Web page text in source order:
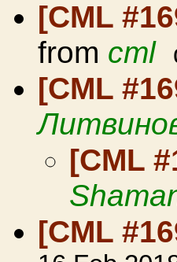
[CML
from cml
[CML
[CML
[CML